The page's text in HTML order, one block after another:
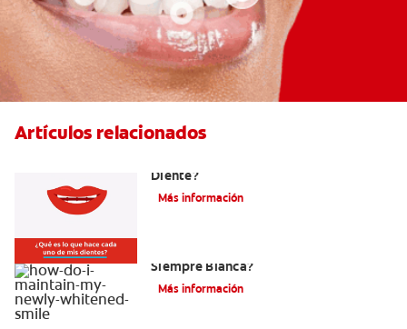
Artículos relacionados
Diente?
Más información
Siempre Blanca?
Más información